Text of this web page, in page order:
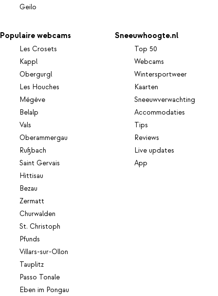
Geilo
Populaire webcams
Les Crosets
Kappl
Obergurgl
Les Houches
Mégève
Belalp
Vals
Oberammergau
Rußbach
Saint Gervais
Hittisau
Bezau
Zermatt
Churwalden
St. Christoph
Pfunds
Villars-sur-Ollon
Tauplitz
Passo Tonale
Eben im Pongau
Sneeuwhoogte.nl
Top 50
Webcams
Wintersportweer
Kaarten
Sneeuwverwachting
Accommodaties
Tips
Reviews
Live updates
App